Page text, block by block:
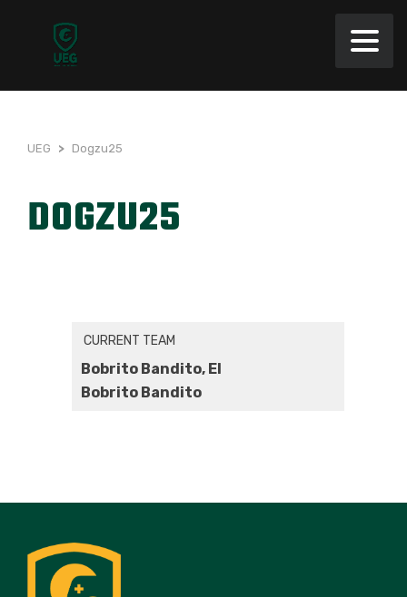
UEG > Dogzu25
DOGZU25
CURRENT TEAM
Bobrito Bandito, El
Bobrito Bandito